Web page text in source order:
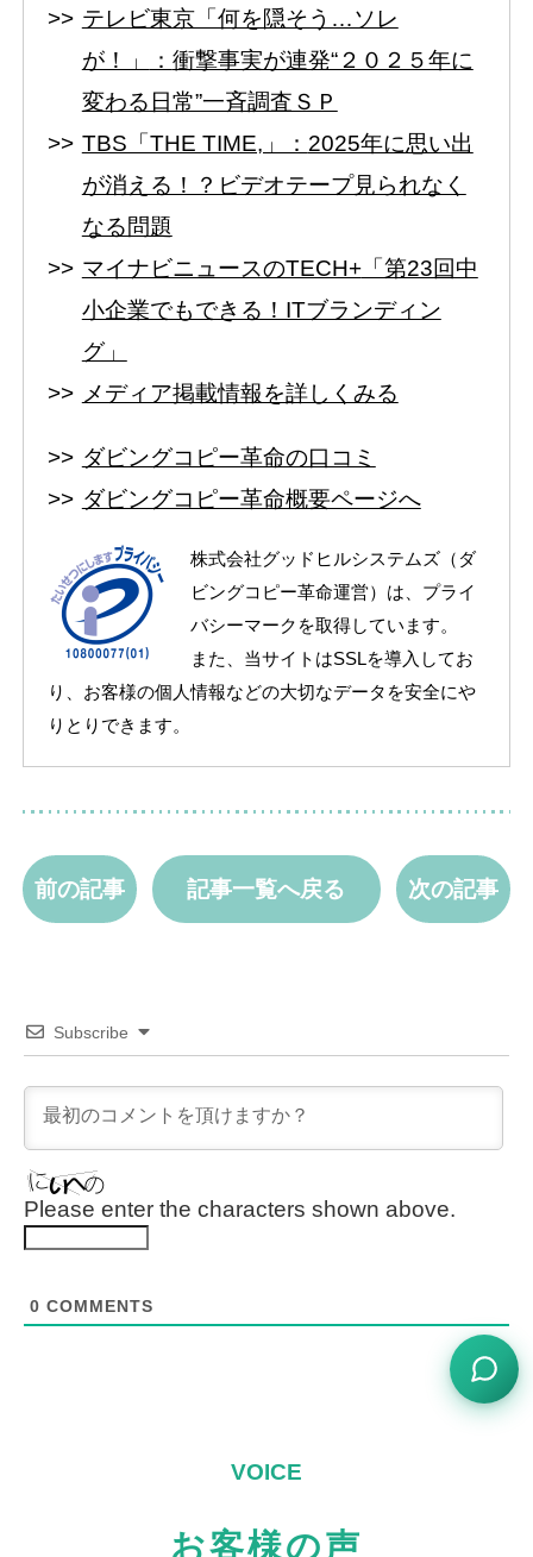
テレビ東京「何を隠そう…ソレ
が！」
： 衝撃事実が連発“２０２５年に
変わる日常”一斉調査ＳＰ
TBS「THE TIME,」： 2025年に思い出
が消える！？ビデオテープ見られなく
なる問題
マイナビニュースのTECH+「第23回中
小企業でもできる！ITブランディン
グ」
メディア掲載情報を詳しくみる
ダビングコピー革命の口コミ
ダビングコピー革命概要ページへ
株式会社グッドヒルシステムズ（ダ
ビングコピー革命運営）は、プライ
バシーマークを取得しています。
また、当サイトはSSLを導入してお
り、お客様の個人情報などの大切なデータを安全にや
りとりできます。
前の記事 記事一覧へ戻る 次の記事
Subscribe
Please enter the characters shown above.
0 COMMENTS
お客様の声